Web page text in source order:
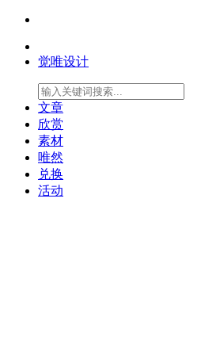
觉唯设计
文章
欣赏
素材
唯然
兑换
活动